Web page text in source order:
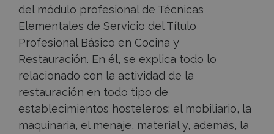
del módulo profesional de Técnicas
Elementales de Servicio del Título
Profesional Básico en Cocina y
Restauración. En él, se explica todo lo
relacionado con la actividad de la
restauración en todo tipo de
establecimientos hosteleros; el mobiliario, la
maquinaria, el menaje, material y, además, la